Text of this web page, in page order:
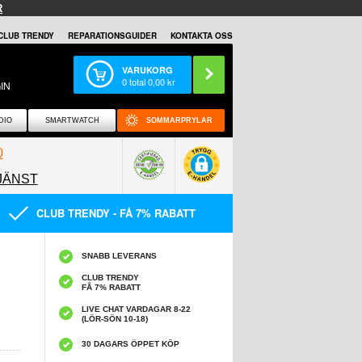
TRENDY REPARATIONSGUIDER KONTAKTA OSS
VARUKORG
0total0,00kr
SMARTWATCH SOMMARPRYLAR
CLUB TRENDY - FÅ 7% RABATT
SNABB LEVERANS
CLUB TRENDY
FÅ 7% RABATT
LIVE CHAT VARDAGAR 8-22
(LÖR-SÖN 10-18)
30 DAGARS ÖPPET KÖP